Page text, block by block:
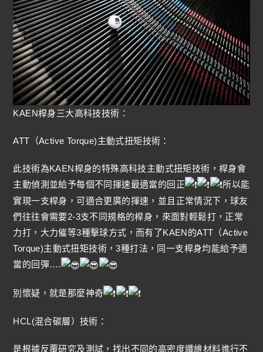
KAEN桿身三大高科技技術：
ATT（Active Torque)主動式扭矩技術：
此技術為KAEN桿身的特殊高科技主動式扭矩技術，桿身會
主動偵測並給予每個不同揮速最適當的回正
所以能
實現一支桿身，可適合更廣的揮速，並且正常情況下，球友
們往往會需要2-3支不同規格的桿身，來面對輕鬆打，正常
力打，大力催等3種擊球方式，而有了KAEN的ATT（Active
Torque)主動式扭矩技術，3種打法，同一支桿身均能給予適
當的回彈….
別懷疑，就是那麼神奇
HCL(混合碳層）技術：
是根據反覆研究及測試，找出不同的高密度纖維材料進行不